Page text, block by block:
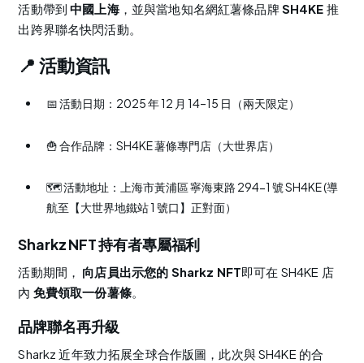
活動帶到中國上海，並與當地知名網紅薯條品牌SH4KE 推
出跨界聯名快閃活動。
📍 活動資訊
📅 活動日期：2025 年 12 月 14–15 日（兩天限定）
🍟 合作品牌：SH4KE 薯條專門店（大世界店）
🗺️ 活動地址：上海市黃浦區 寧海東路 294-1 號 SH4KE (導
航至【大世界地鐵站 1 號口】正對面）
Sharkz NFT 持有者專屬福利
活動期間， 向店員出示您的 Sharkz NFT即可在 SH4KE 店
內 免費領取一份薯條。
品牌聯名再升級
Sharkz 近年致力拓展全球合作版圖，此次與 SH4KE 的合